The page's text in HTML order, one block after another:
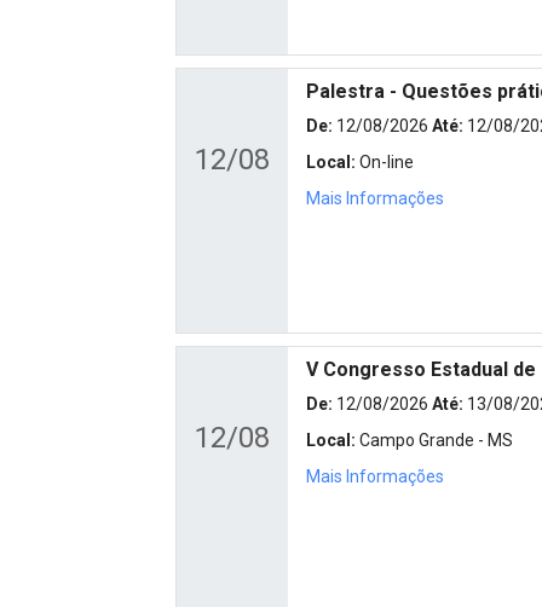
12/08
Palestra - Questões
De: 12/08/2026 Até: 12/08/
Local: On-line
Mais Informações
12/08
V Congresso Estadual
De: 12/08/2026 Até: 13/08/
Local: Campo Grande - MS
Mais Informações